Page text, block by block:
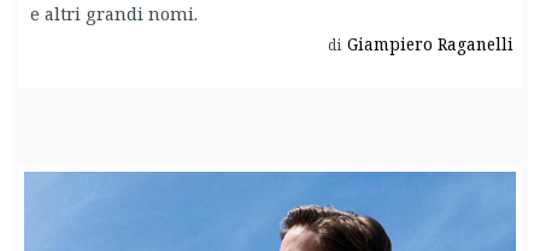
e altri grandi nomi.
di Giampiero Raganelli